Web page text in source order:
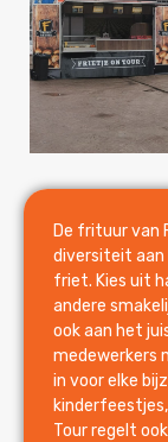
De frituur van
diversiteit aan
friet. Kies uit
andere
ook aan het
medewerkers
in voor elke
Tour regelt